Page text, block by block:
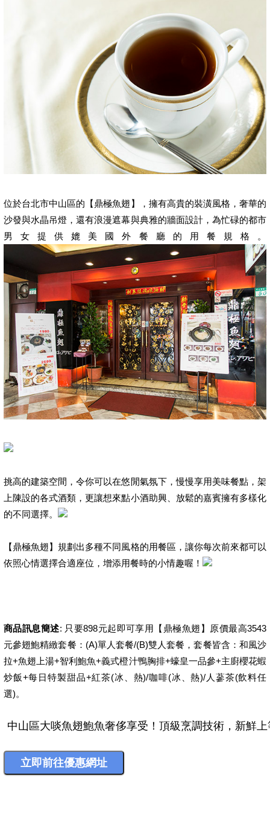
位於台北市中山區的【鼎極魚翅】，擁有高貴的裝潢風格，奢華的
沙發與水晶吊燈，還有浪漫遮幕與典雅的牆面設計，為忙碌的都市
男女提供媲美國外餐廳的用餐規格。
挑高的建築空間，令你可以在悠閒氣氛下，慢慢享用美味餐點，架
上陳設的各式酒類，更讓想來點小酒助興、放鬆的嘉賓擁有多樣化
的不同選擇。
【鼎極魚翅】規劃出多種不同風格的用餐區，讓你每次前來都可以
依照心情選擇合適座位，增添用餐時的小情趣喔！
商品訊息簡述: 只要898元起即可享用【鼎極魚翅】原價最高3543
元參翅鮑精緻套餐：(A)單人套餐/(B)雙人套餐，套餐皆含：和風沙
拉+魚翅上湯+智利鮑魚+義式橙汁鴨胸排+蠔皇一品參+主廚櫻花蝦
炒飯+每日特製甜品+紅茶(冰、熱)/咖啡(冰、熱)/人蔘茶(飲料任
選)。